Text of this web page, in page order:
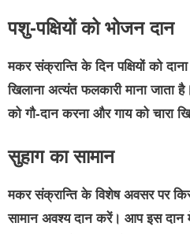
पशु-पक्षियों को भोजन दान
मकर संक्रान्ति के दिन पक्षियों को
खिलाना अत्यंत फलकारी माना जाता
को गौ-दान करना और गाय को चारा
सुहाग का सामान
मकर संक्रान्ति के विशेष अवसर पर
सामान अवश्य दान करें। आप इस दान